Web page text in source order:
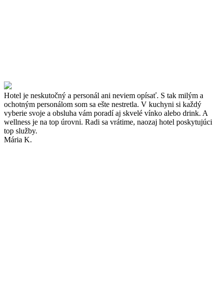
Hotel je neskutočný a personál ani neviem opísať. S tak milým a
ochotným personálom som sa ešte nestretla. V kuchyni si každý
vyberie svoje a obsluha vám poradí aj skvelé vínko alebo drink. A
wellness je na top úrovni. Radi sa vrátime, naozaj hotel poskytujúci
top služby.
Mária K.